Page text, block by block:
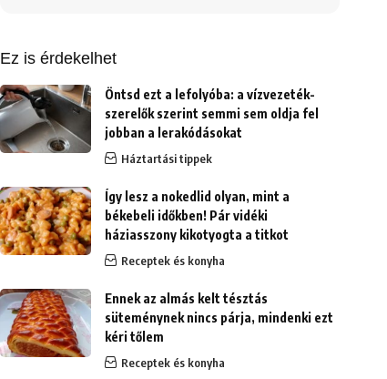
Ez is érdekelhet
Öntsd ezt a lefolyóba: a vízvezeték-
szerelők szerint semmi sem oldja fel
jobban a lerakódásokat
Háztartási tippek
Így lesz a nokedlid olyan, mint a
békebeli időkben! Pár vidéki
háziasszony kikotyogta a titkot
Receptek és konyha
Ennek az almás kelt tésztás
süteménynek nincs párja, mindenki ezt
kéri tőlem
Receptek és konyha